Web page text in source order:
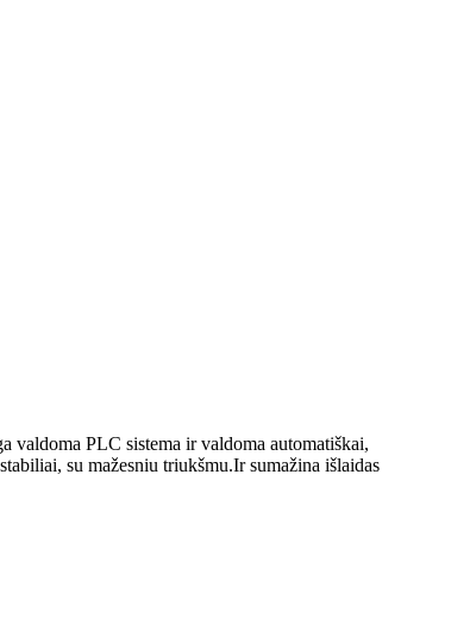
valdoma PLC sistema ir valdoma automatiškai,
su mažesniu triukšmu.Ir sumažina išlaidas